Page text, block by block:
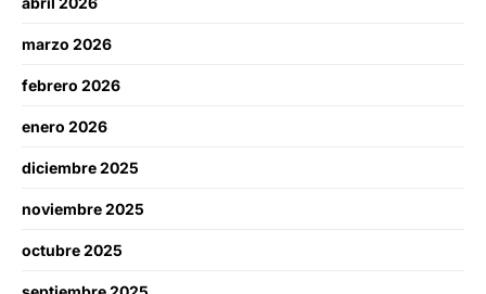
marzo 2026
febrero 2026
enero 2026
diciembre 2025
noviembre 2025
octubre 2025